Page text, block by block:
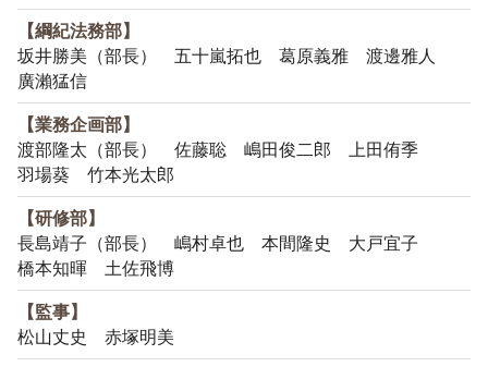
【綱紀法務部】
坂井勝美（部長） 五十嵐拓也 葛原義雅 渡邊雅人
廣瀨猛信
【業務企画部】
渡部隆太（部長） 佐藤聡 嶋田俊二郎 上田侑季
羽場葵 竹本光太郎
【研修部】
長島靖子（部長） 嶋村卓也 本間隆史 大戸宜子
橋本知暉 土佐飛博
【監事】
松山丈史 赤塚明美